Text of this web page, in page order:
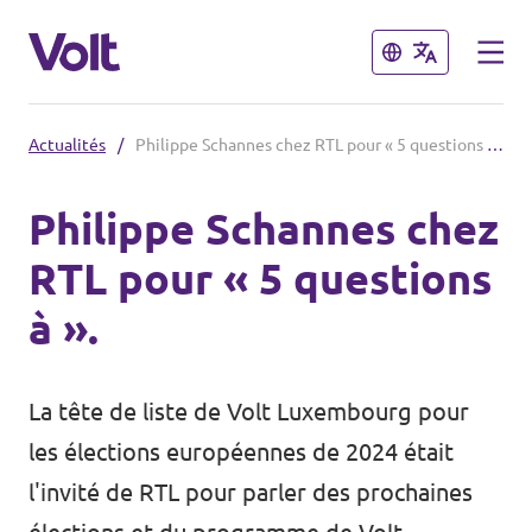
Fermer
français
🇩🇪 Volt Deutschland
🇫🇷 Volt France
Fermer
Politiques
À propos de Volt
Personnes
Actualités
Actualités / Philippe Schannes chez RTL pour « 5 questions à ».
Philippe Schannes chez
RTL pour « 5 questions
à ».
La tête de liste de Volt Luxembourg pour
les élections européennes de 2024 était
l'invité de RTL pour parler des prochaines